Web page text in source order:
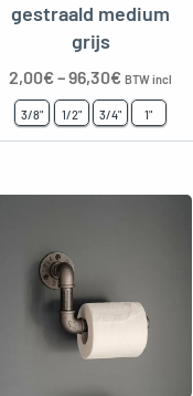
gestraald medium
grijs
2,00€–96,30€ BTW incl
3/8" 1/2" 3/4" 1"